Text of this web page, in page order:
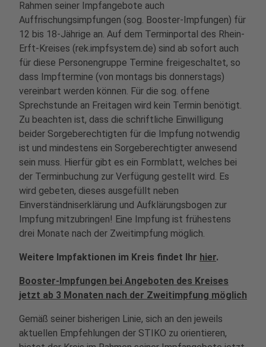
Rahmen seiner Impfangebote auch
Auffrischungsimpfungen (sog. Booster-Impfungen) für
12 bis 18-Jährige an. Auf dem Terminportal des Rhein-
Erft-Kreises (rek.impfsystem.de) sind ab sofort auch
für diese Personengruppe Termine freigeschaltet, so
dass Impftermine (von montags bis donnerstags)
vereinbart werden können. Für die sog. offene
Sprechstunde an Freitagen wird kein Termin benötigt.
Zu beachten ist, dass die schriftliche Einwilligung
beider Sorgeberechtigten für die Impfung notwendig
ist und mindestens ein Sorgeberechtigter anwesend
sein muss. Hierfür gibt es ein Formblatt, welches bei
der Terminbuchung zur Verfügung gestellt wird. Es
wird gebeten, dieses ausgefüllt neben
Einverständniserklärung und Aufklärungsbogen zur
Impfung mitzubringen! Eine Impfung ist frühestens
drei Monate nach der Zweitimpfung möglich.
Weitere Impfaktionen im Kreis findet Ihr hier.
Booster-Impfungen bei Angeboten des Kreises
jetzt ab 3 Monaten nach der Zweitimpfung möglich
Gemäß seiner bisherigen Linie, sich an den jeweils
aktuellen Empfehlungen der STIKO zu orientieren,